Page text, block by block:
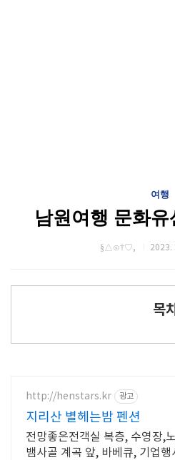
여행
남원여행 문화유
§△⊙†♡, 2023.
목
http://henstars.kr 광고
지리산 별헤는밤 펜션
전망좋은전객실 복층, 수영장,
뱀사골 계곡 앞, 바베큐, 기업행